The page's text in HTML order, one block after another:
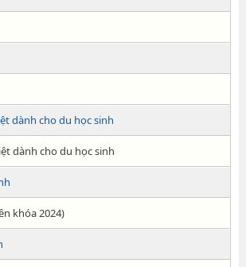
dành cho du học sinh
dành cho du học sinh
khóa 2024)